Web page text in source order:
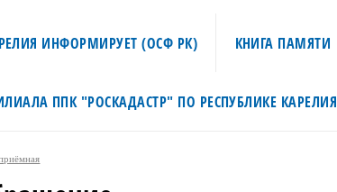
ИНФОРМИРУЕТ (ОСФ РК) КНИГА ПАМЯТИ
ППК "РОСКАДАСТР" ПО РЕСПУБЛИКЕ КАРЕЛИЯ